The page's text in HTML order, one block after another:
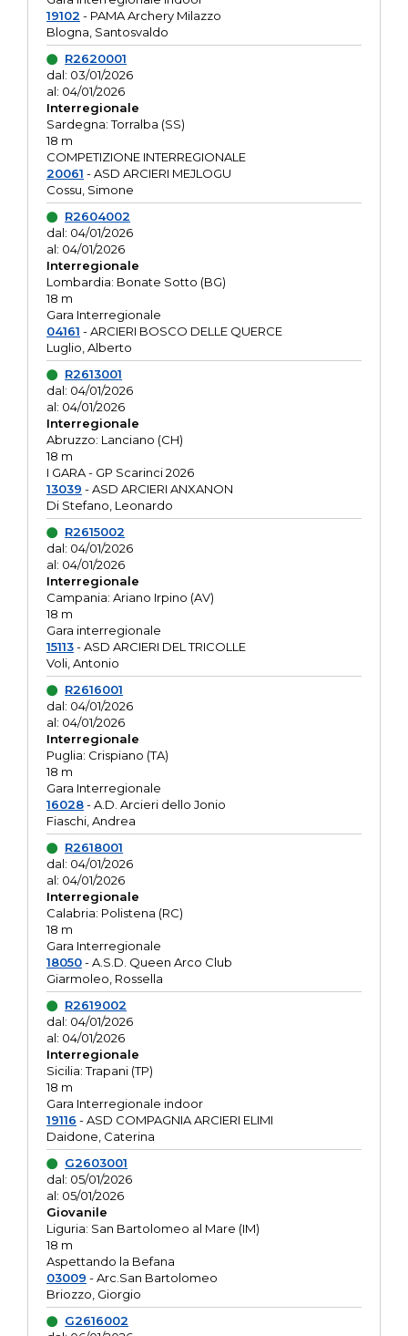
19102 - PAMA Archery Milazzo
Blogna, Santosvaldo
R2620001
dal: 03/01/2026
al: 04/01/2026
Interregionale
Sardegna: Torralba (SS)
18 m
COMPETIZIONE INTERREGIONALE
20061 - ASD ARCIERI MEJLOGU
Cossu, Simone
R2604002
dal: 04/01/2026
al: 04/01/2026
Interregionale
Lombardia: Bonate Sotto (BG)
18 m
Gara Interregionale
04161 - ARCIERI BOSCO DELLE QUERCE
Luglio, Alberto
R2613001
dal: 04/01/2026
al: 04/01/2026
Interregionale
Abruzzo: Lanciano (CH)
18 m
I GARA - GP Scarinci 2026
13039 - ASD ARCIERI ANXANON
Di Stefano, Leonardo
R2615002
dal: 04/01/2026
al: 04/01/2026
Interregionale
Campania: Ariano Irpino (AV)
18 m
Gara interregionale
15113- ASD ARCIERI DEL TRICOLLE
Voli, Antonio
R2616001
dal: 04/01/2026
al: 04/01/2026
Interregionale
Puglia: Crispiano (TA)
18 m
Gara Interregionale
16028- A.D. Arcieri dello Jonio
Fiaschi, Andrea
R2618001
dal: 04/01/2026
al: 04/01/2026
Interregionale
Calabria: Polistena (RC)
18 m
Gara Interregionale
18050- A.S.D. Queen Arco Club
Giarmoleo, Rossella
R2619002
dal: 04/01/2026
al: 04/01/2026
Interregionale
Sicilia: Trapani (TP)
18 m
Gara Interregionale indoor
19116 - ASD COMPAGNIA ARCIERI ELIMI
Daidone, Caterina
G2603001
dal: 05/01/2026
al: 05/01/2026
Giovanile
Liguria: San Bartolomeo al Mare (IM)
18 m
Aspettando la Befana
03009 - Arc.San Bartolomeo
Briozzo, Giorgio
G2616002